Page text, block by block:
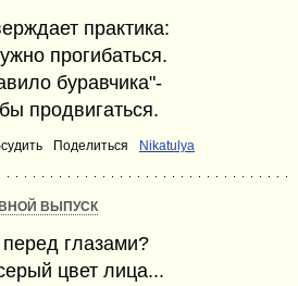
практика:
прогибаться.
буравчика"-
продвигаться.
Поделиться Nikatulya
ВЫПУСК
глазами?
цвет лица...